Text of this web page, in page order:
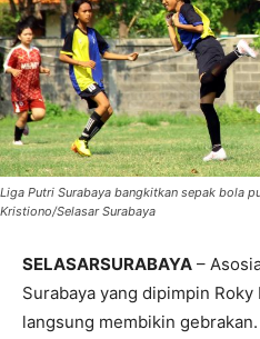
Liga Putri Surabaya bangkitkan sepak bola
Kristiono/Selasar Surabaya
SELASARSURABAYA –
Surabaya yang dipimpin
langsung membikin